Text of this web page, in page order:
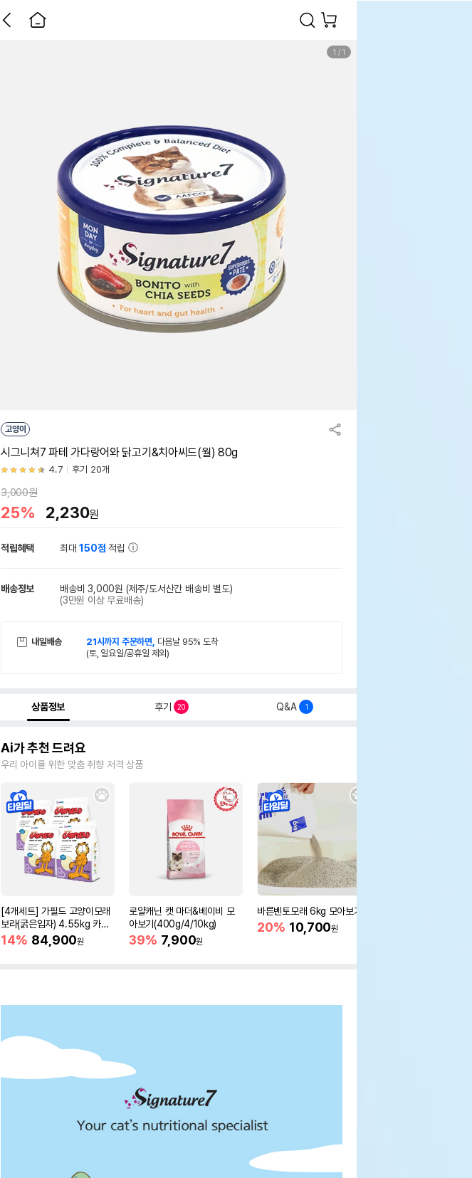
1 / 1
고양이
시그니쳐7 파테 가다랑어와 닭고기&치아씨드(월) 80g
4.7 후기 20개
3,000원
25% 2,230원
적립혜택 최대150점 적립
배송정보 배송비 3,000원 (제주/도서산간 배송비 별도)
(3만원 이상 무료배송)
내일배송 21시까지 주문하면, 다음날 95% 도착
(토, 일요일/공휴일 제외)
상품정보 후기 20 Q&A 1
Ai가 추천 드려요
우리 아이를 위한 맞춤 취향 저격 상품
[4개세트] 가필드 고양이모래
보라(굵은입자) 4.55kg 카사
바모래
14% 84,900원
로얄캐닌 캣 마더&베이비 모
아보기(400g/4/10kg)
39% 7,900원
바른벤토모래 6kg 모아보기
20% 10,700원